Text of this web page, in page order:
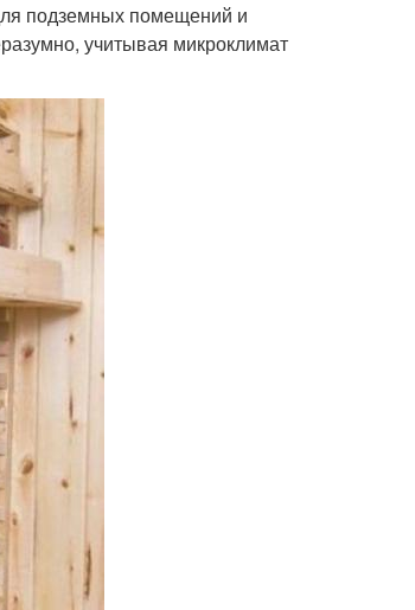
подземных помещений и
учитывая микроклимат